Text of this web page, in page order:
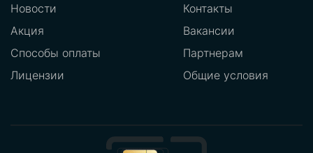
Новости
Акция
Способы оплаты
Лицензии
Контакты
Вакансии
Партнерам
Общие условия